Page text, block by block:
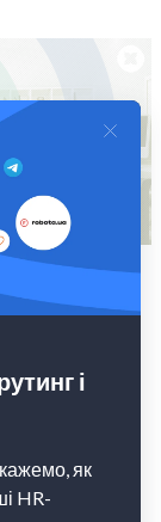
Але якщо
уникнути.
з